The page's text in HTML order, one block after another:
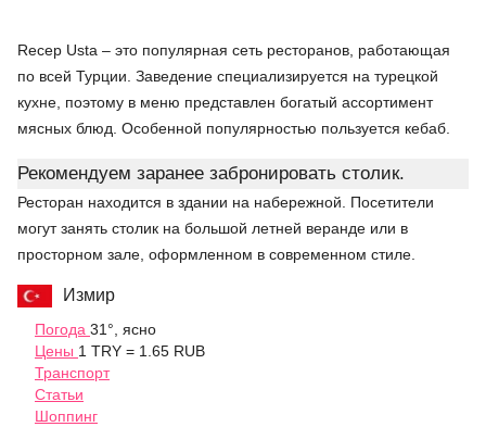
Recep Usta – это популярная сеть ресторанов, работающая
по всей Турции. Заведение специализируется на турецкой
кухне, поэтому в меню представлен богатый ассортимент
мясных блюд. Особенной популярностью пользуется кебаб.
Рекомендуем заранее забронировать столик.
Ресторан находится в здании на набережной. Посетители
могут занять столик на большой летней веранде или в
просторном зале, оформленном в современном стиле.
Измир
Погода 31°, ясно
Цены 1 TRY = 1.65 RUB
Транспорт
Статьи
Шоппинг